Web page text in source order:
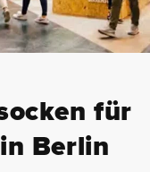
für
Berlin